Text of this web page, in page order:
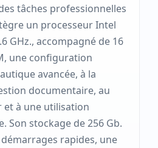
tâches professionnelles
un processeur Intel
GHz., accompagné de 16
une configuration
avancée, à la
documentaire, au
et à une utilisation
Son stockage de 256 Gb.
rapides, une